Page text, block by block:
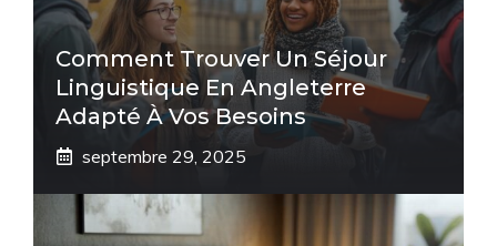
Comment Trouver Un Séjour
Linguistique En Angleterre
Adapté À Vos Besoins
septembre 29, 2025